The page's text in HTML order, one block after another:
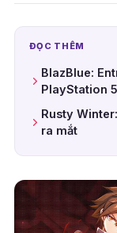
ĐỌC THÊM
BlazBlue:
PlayStation
Rusty
ra mắt